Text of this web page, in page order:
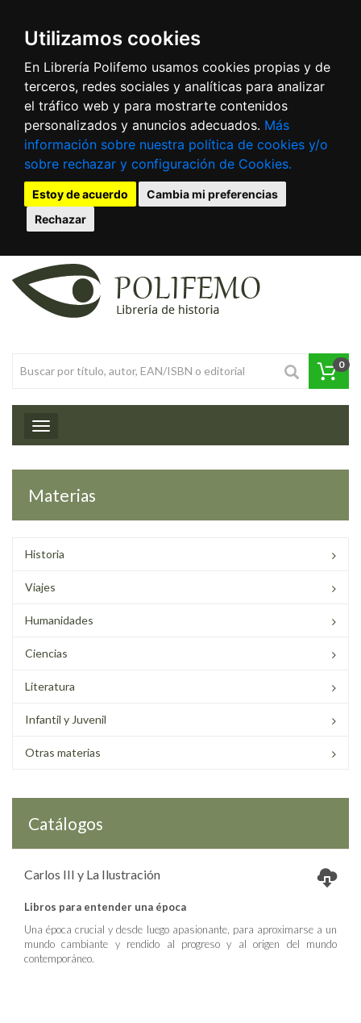
Utilizamos cookies
En Librería Polifemo usamos cookies propias y de
terceros, redes sociales y analíticas para analizar
el tráfico web y para mostrarte contenidos
personalizados y anuncios adecuados. Más
información sobre nuestra política de cookies y/o
sobre rechazar y configuración de Cookies.
Estoy de acuerdo
Cambia mi preferencias
Rechazar
0
Toggle navigation
Materias
Historia
Viajes
Humanidades
Ciencias
Literatura
Infantil y Juvenil
Otras materias
Catálogos
Carlos III y La Ilustración
Libros para entender una época
Una época crucial y desde luego apasionante, para aproximarse a un
mundo cambiante y rendido al progreso y al origen del mundo
contemporáneo.